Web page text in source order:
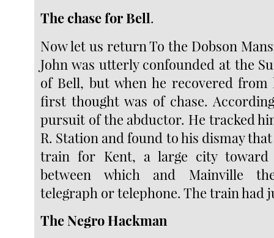
The chase for Bell.
Now let us return To the Dobson
John was utterly confounded at the
of Bell, but when he recovered
first thought was of chase.
pursuit of the abductor. He tracked
R. Station and found to his dismay
train for Kent, a large city
between which and Mainville
telegraph or telephone. The train had
The Negro Hackman